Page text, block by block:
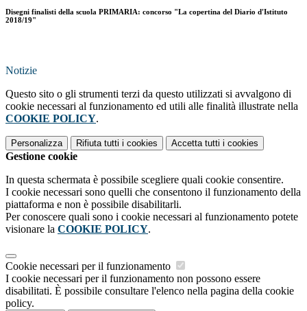
Disegni finalisti della scuola PRIMARIA: concorso "La copertina del Diario d'Istituto
2018/19"
Notizie
Questo sito o gli strumenti terzi da questo utilizzati si avvalgono di
cookie necessari al funzionamento ed utili alle finalità illustrate nella
COOKIE POLICY.
Personalizza Rifiuta tutti i cookies Accetta tutti i cookies
Gestione cookie
In questa schermata è possibile scegliere quali cookie consentire.
I cookie necessari sono quelli che consentono il funzionamento della
piattaforma e non è possibile disabilitarli.
Per conoscere quali sono i cookie necessari al funzionamento potete
visionare la COOKIE POLICY.
Cookie necessari per il funzionamento
I cookie necessari per il funzionamento non possono essere
disabilitati. È possibile consultare l'elenco nella pagina della cookie
policy.